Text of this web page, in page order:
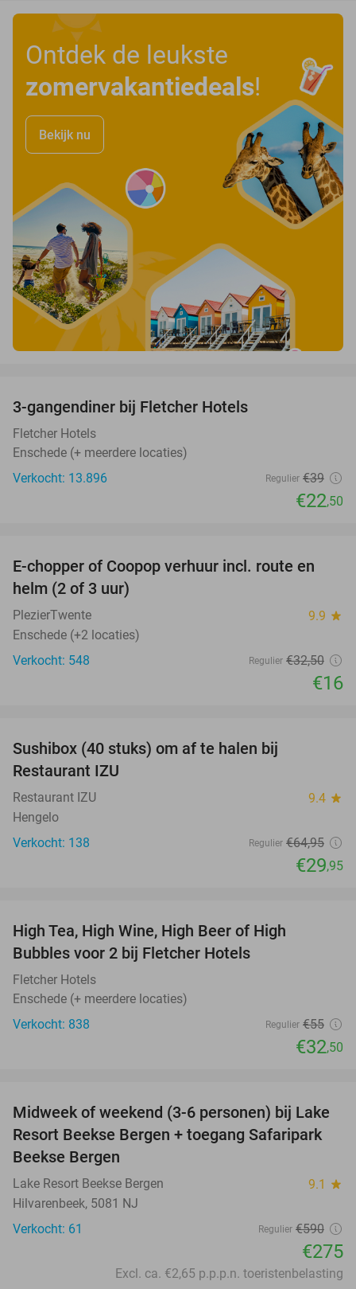
Ontdek de leukste
zomervakantiedeals!
Bekijk nu
3-gangendiner bij Fletcher Hotels
Fletcher Hotels
Enschede (+ meerdere locaties)
Verkocht: 13.896
Regulier €39
€22,50
51%
E-chopper of Coopop verhuur incl. route en
helm (2 of 3 uur)
PlezierTwente 9.9 star
Enschede (+2 locaties)
Verkocht: 548
Regulier €32,50
€16
Sushibox (40 stuks) om af te halen bij
Restaurant IZU
Restaurant IZU 9.4 star
Hengelo
Verkocht: 138
Regulier €64,95
€29,95
High Tea, High Wine, High Beer of High
Bubbles voor 2 bij Fletcher Hotels
Fletcher Hotels
Enschede (+ meerdere locaties)
Verkocht: 838
Regulier €55
€32,50
53%
Midweek of weekend (3-6 personen) bij Lake
Resort Beekse Bergen + toegang Safaripark
Beekse Bergen
Lake Resort Beekse Bergen 9.1 star
Hilvarenbeek, 5081 NJ
Verkocht: 61
Regulier €590
€275
Excl. ca. €2,65 p.p.p.n. toeristenbelasting